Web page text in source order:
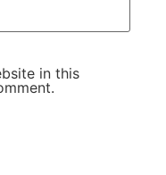
in this